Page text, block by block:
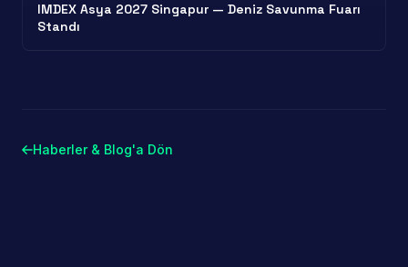
IMDEX Asya 2027 Singapur — Deniz Savunma Fuarı
Standı
Haberler & Blog'a Dön